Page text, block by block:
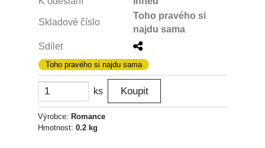
Skladové číslo
Toho pravého si
najdu sama
Sdílet
Toho pravého si najdu sama
ks
Výrobce: Romance
Hmotnost: 0.2 kg